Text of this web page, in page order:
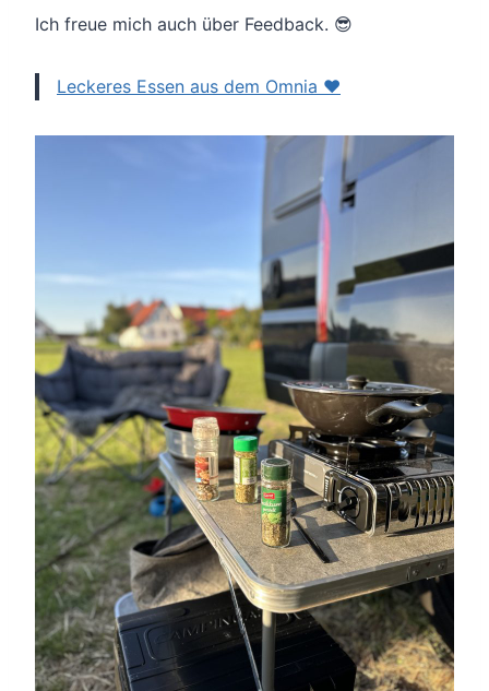
Ich freue mich auch über Feedback. 😎
Leckeres Essen aus dem Omnia ❤️